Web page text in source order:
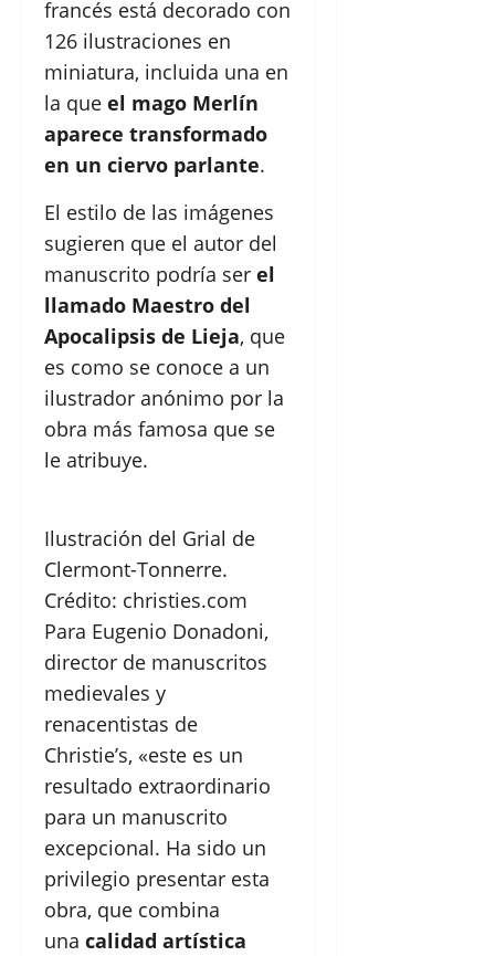
francés está decorado con
126 ilustraciones en
miniatura, incluida una en
la que el mago Merlín
aparece transformado
en un ciervo parlante.
El estilo de las imágenes
sugieren que el autor del
manuscrito podría ser el
llamado Maestro del
Apocalipsis de Lieja, que
es como se conoce a un
ilustrador anónimo por la
obra más famosa que se
le atribuye.
Ilustración del Grial de
Clermont-Tonnerre.
Crédito: christies.com
Para Eugenio Donadoni,
director de manuscritos
medievales y
renacentistas de
Christie’s, «este es un
resultado extraordinario
para un manuscrito
excepcional. Ha sido un
privilegio presentar esta
obra, que combina
una calidad artística